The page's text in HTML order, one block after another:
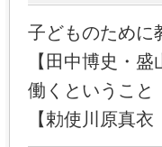
子どものために
【田中博史・
働くということ
【勅使川原真